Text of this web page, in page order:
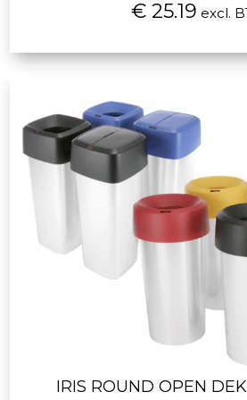
€ 25.19 excl.
IRIS ROUND OPEN